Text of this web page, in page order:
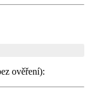
ověření):